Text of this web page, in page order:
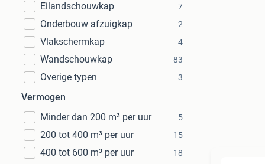
Eilandschouwkap
7
Onderbouw afzuigkap 2
Vlakschermkap 4
Wandschouwkap 83
Overige typen 3
Vermogen
Minder dan 200 m³ per uur
5
200 tot 400 m³ per uur 15
400 tot 600 m³ per uur 18